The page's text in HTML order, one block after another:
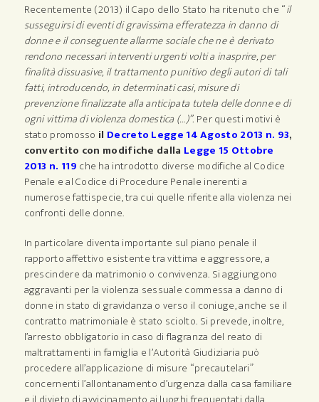
Recentemente (2013) il Capo dello Stato ha ritenuto che “il
susseguirsi di eventi di gravissima efferatezza in danno di
donne e il conseguente allarme sociale che ne è derivato
rendono necessari interventi urgenti volti a inasprire, per
finalità dissuasive, il trattamento punitivo degli autori di tali
fatti, introducendo, in determinati casi, misure di
prevenzione finalizzate alla anticipata tutela delle donne e di
ogni vittima di violenza domestica (…)”. Per questi motivi è
stato promosso il Decreto Legge 14 Agosto 2013 n. 93,
convertito con modifiche dalla Legge 15 Ottobre
2013 n. 119 che ha introdotto diverse modifiche al Codice
Penale e al Codice di Procedure Penale inerenti a
numerose fattispecie, tra cui quelle riferite alla violenza nei
confronti delle donne.
In particolare diventa importante sul piano penale il
rapporto affettivo esistente tra vittima e aggressore, a
prescindere da matrimonio o convivenza. Si aggiungono
aggravanti per la violenza sessuale commessa a danno di
donne in stato di gravidanza o verso il coniuge, anche se il
contratto matrimoniale è stato sciolto. Si prevede, inoltre,
l’arresto obbligatorio in caso di flagranza del reato di
maltrattamenti in famiglia e l’Autorità Giudiziaria può
procedere all’applicazione di misure “precautelari”
concernenti l’allontanamento d’urgenza dalla casa familiare